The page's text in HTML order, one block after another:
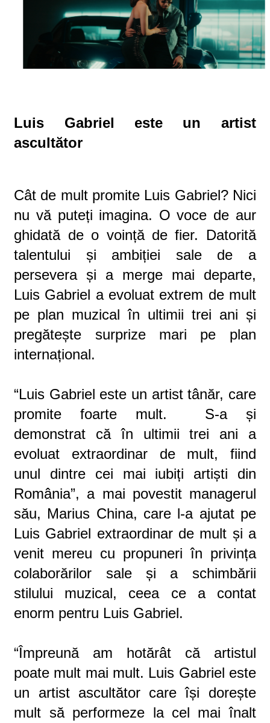
Luis Gabriel este un artist
ascultător
Cât de mult promite Luis Gabriel?Nici
nu văputeți imagina. O voce de aur
ghidată de o voință de fier. Datorită
talentului și ambiției sale de a
persevera și a merge mai departe,
Luis Gabriel a evoluat extrem de mult
pe plan muzical în ultimii trei ani și
pregătește surprize mari pe plan
internațional.
“Luis Gabriel este un artist tânăr, care
promite foarte mult. S-a și
demonstrat că în ultimii trei ani a
evoluat extraordinar de mult, fiind
unul dintre cei mai iubiți artiști din
România”, a mai povestit managerul
său, Marius China, care l-a ajutat pe
Luis Gabriel extraordinar de mult și a
venit mereu cu propuneri în privința
colaborărilor sale și a schimbării
stilului muzical, ceea ce a contat
enorm pentru Luis Gabriel.
“Împreună am hotărât că artistul
poate mult mai mult. Luis Gabriel este
un artist ascultător care își dorește
mult să performeze la cel mai înalt